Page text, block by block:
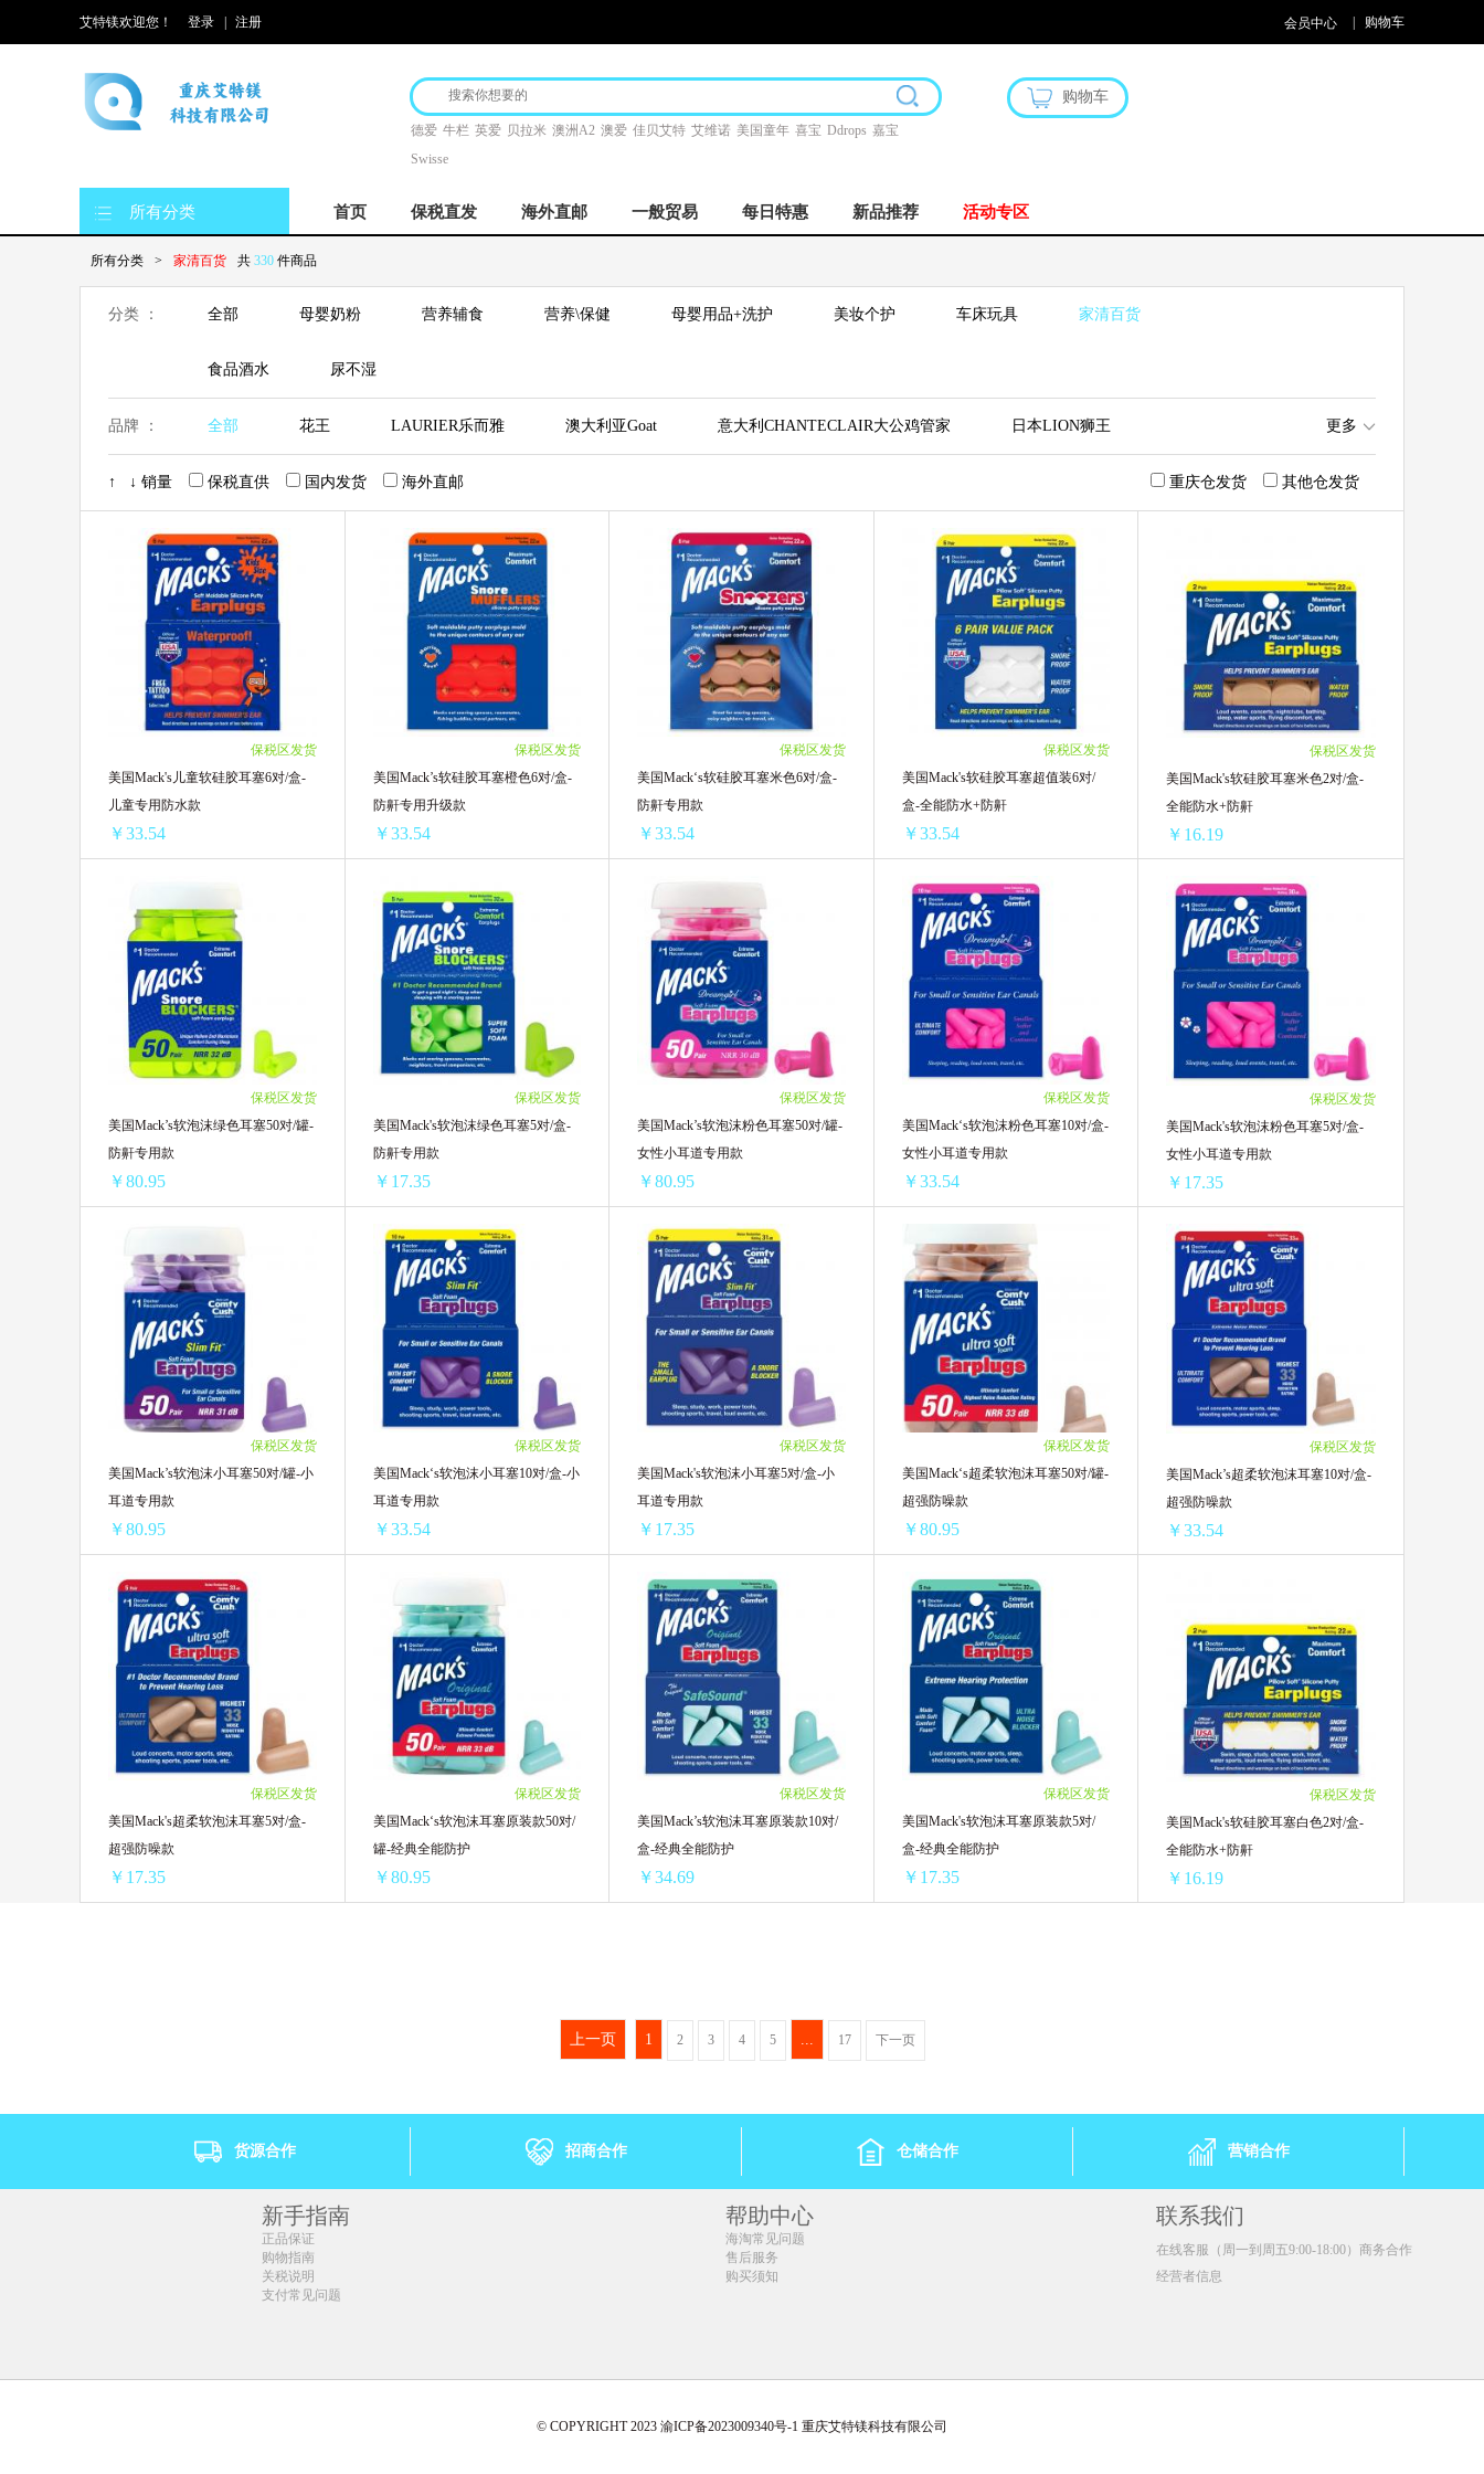
艾特镁欢迎您！ 登录 注册 会员中心 购物车
德爱 牛栏 英爱 贝拉米 澳洲A2 澳爱 佳贝艾特 艾维诺 美国童年 喜宝 Ddrops 嘉宝
Swisse
购物车
所有分类 首页 保税直发 海外直邮 一般贸易 每日特惠 新品推荐 活动专区
所有分类 > 家清百货 共 330 件商品
分类 ： 全部 母婴奶粉 营养辅食 营养\保健 母婴用品+洗护 美妆个护 车床玩具 家清百货
食品酒水 尿不湿
品牌 ： 全部 花王 LAURIER乐而雅 澳大利亚Goat 意大利CHANTECLAIR大公鸡管家 日本LION狮王
日本汉方 P&G宝洁 LG
Morning fresh 日本ITO 韩国LG贵爱娘 韩国VVC 老奶奶的秘密Grandma's Secret ST小鸡
ARS安速 ELMEX艾美适 日本象印 可心柔 黑帽子
日本ROCKET火箭 Harris Salome 嫚熙 Iessgo Brita/碧然德
Profissimo Playtex GALO DE BARCELOS 公鸡头管家
Mari pflege玛瑞宝 四海得康 Bounce邦氏 拜灭士
更多
↑ ↓ 销量 保税直供 国内发货 海外直邮 其他仓发货
重庆仓发货
保税区发货
美国Mack's儿童软硅胶耳塞6对/盒-
儿童专用防水款
￥33.54
1盒 ￥46.75(￥46.75/单盒)
2盒 ￥78.64(￥39.32/单盒)
4盒 ￥152.64(￥38.16/单盒)
6盒 ￥222.06(￥37.01/单盒)
8盒 ￥288.64(￥36.08/单盒)
12盒 ￥402.48(￥33.54/单盒)
保税区发货
美国Mack’s软硅胶耳塞橙色6对/盒-
防鼾专用升级款
￥33.54
1盒 ￥46.75(￥46.75/单盒)
2盒 ￥78.64(￥39.32/单盒)
4盒 ￥152.64(￥38.16/单盒)
6盒 ￥222.06(￥37.01/单盒)
8盒 ￥288.64(￥36.08/单盒)
10盒 ￥346.9(￥34.69/单盒)
12盒 ￥402.48(￥33.54/单盒)
保税区发货
美国Mack‘s软硅胶耳塞米色6对/盒-
防鼾专用款
￥33.54
1盒 ￥46.75(￥46.75/单盒)
2盒 ￥78.64(￥39.32/单盒)
4盒 ￥152.64(￥38.16/单盒)
6盒 ￥222.06(￥37.01/单盒)
8盒 ￥288.64(￥36.08/单盒)
10盒 ￥346.9(￥34.69/单盒)
12盒 ￥402.48(￥33.54/单盒)
保税区发货
美国Mack's软硅胶耳塞超值装6对/
盒-全能防水+防鼾
￥33.54
1盒 ￥46.75(￥46.75/单盒)
2盒 ￥78.64(￥39.32/单盒)
4盒 ￥152.64(￥38.16/单盒)
6盒 ￥222.06(￥37.01/单盒)
8盒 ￥288.64(￥36.08/单盒)
12盒 ￥402.48(￥33.54/单盒)
保税区发货
美国Mack's软硅胶耳塞米色2对/盒-
全能防水+防鼾
￥16.19
1盒 ￥24.81(￥24.81/单盒)
2盒 ￥41.64(￥20.82/单盒)
4盒 ￥78.64(￥19.66/单盒)
6盒 ￥111(￥18.5/单盒)
8盒 ￥138.8(￥17.35/单盒)
12盒 ￥194.28(￥16.19/单盒)
保税区发货
美国Mack’s软泡沫绿色耳塞50对/罐-
防鼾专用款
￥80.95
1罐装 ￥94.45(￥94.45/单罐)
2罐装 ￥168.84(￥84.42/单罐)
4罐装 ￥323.8(￥80.95/单罐)
保税区发货
美国Mack's软泡沫绿色耳塞5对/盒-
防鼾专用款
￥17.35
1盒 ￥27.65(￥27.65/单盒)
2盒 ￥43.94(￥21.97/单盒)
4盒 ￥83.28(￥20.82/单盒)
6盒 ￥117.96(￥19.66/单盒)
8盒 ￥148(￥18.5/单盒)
12盒 ￥208.2(￥17.35/单盒)
保税区发货
美国Mack’s软泡沫粉色耳塞50对/罐-
女性小耳道专用款
￥80.95
1罐装 ￥94.45(￥94.45/单罐)
2罐装 ￥168.84(￥84.42/单罐)
4罐装 ￥323.8(￥80.95/单罐)
保税区发货
美国Mack‘s软泡沫粉色耳塞10对/盒-
女性小耳道专用款
￥33.54
1盒 ￥46.75(￥46.75/单盒)
2盒 ￥78.64(￥39.32/单盒)
4盒 ￥152.64(￥38.16/单盒)
6盒 ￥222.06(￥37.01/单盒)
8盒 ￥288.64(￥36.08/单盒)
10盒 ￥346.9(￥34.69/单盒)
12盒 ￥402.48(￥33.54/单盒)
保税区发货
美国Mack's软泡沫粉色耳塞5对/盒-
女性小耳道专用款
￥17.35
1盒 ￥27.67(￥27.67/单盒)
2盒 ￥43.94(￥21.97/单盒)
4盒 ￥83.28(￥20.82/单盒)
6盒 ￥117.96(￥19.66/单盒)
8盒 ￥148(￥18.5/单盒)
12盒 ￥208.2(￥17.35/单盒)
保税区发货
美国Mack’s软泡沫小耳塞50对/罐-小
耳道专用款
￥80.95
1罐装 ￥94.45(￥94.45/单罐)
2罐装 ￥168.84(￥84.42/单罐)
4罐装 ￥323.8(￥80.95/单罐)
保税区发货
美国Mack‘s软泡沫小耳塞10对/盒-小
耳道专用款
￥33.54
1盒 ￥46.75(￥46.75/单盒)
2盒 ￥78.64(￥39.32/单盒)
4盒 ￥152.64(￥38.16/单盒)
6盒 ￥222.06(￥37.01/单盒)
8盒 ￥288.64(￥36.08/单盒)
10盒 ￥346.9(￥34.69/单盒)
12盒 ￥402.48(￥33.54/单盒)
保税区发货
美国Mack's软泡沫小耳塞5对/盒-小
耳道专用款
￥17.35
1盒 ￥27.67(￥27.67/单盒)
2盒 ￥43.94(￥21.97/单盒)
4盒 ￥83.28(￥20.82/单盒)
6盒 ￥117.96(￥19.66/单盒)
8盒 ￥148(￥18.5/单盒)
12盒 ￥208.2(￥17.35/单盒)
保税区发货
美国Mack‘s超柔软泡沫耳塞50对/罐-
超强防噪款
￥80.95
1罐装 ￥94.45(￥94.45/单罐)
2罐装 ￥168.84(￥84.42/单罐)
4罐装 ￥323.8(￥80.95/单罐)
保税区发货
美国Mack’s超柔软泡沫耳塞10对/盒-
超强防噪款
￥33.54
1盒 ￥46.75(￥46.75/单盒)
2盒 ￥78.64(￥39.32/单盒)
4盒 ￥152.64(￥38.16/单盒)
6盒 ￥222.06(￥37.01/单盒)
8盒 ￥288.64(￥36.08/单盒)
10盒 ￥346.9(￥34.69/单盒)
12盒 ￥402.48(￥33.54/单盒)
保税区发货
美国Mack's超柔软泡沫耳塞5对/盒-
超强防噪款
￥17.35
保税区发货
美国Mack‘s软泡沫耳塞原装款50对/
罐-经典全能防护
￥80.95
保税区发货
美国Mack’s软泡沫耳塞原装款10对/
盒-经典全能防护
￥34.69
2盒 ￥82.8(￥41.4/单盒)
保税区发货
美国Mack's软泡沫耳塞原装款5对/
盒-经典全能防护
￥17.35
2盒 ￥43.94(￥21.97/单盒)
保税区发货
美国Mack's软硅胶耳塞白色2对/盒-
全能防水+防鼾
￥16.19
12盒 ￥194.28(￥16.19/单盒)
上一页 1 2 3 4 5 ... 17 下一页
货源合作 招商合作 仓储合作 营销合作
新手指南
正品保证
购物指南
关税说明
支付常见问题
帮助中心
海淘常见问题
售后服务
购买须知
联系我们
在线客服（周一到周五9:00-18:00）商务合作
经营者信息
© COPYRIGHT 2023 渝ICP备2023009340号-1 重庆艾特镁科技有限公司